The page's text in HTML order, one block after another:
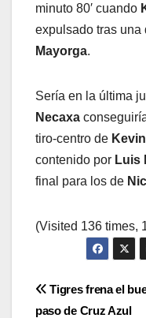
minuto 80′ cuando
expulsado tras una
Mayorga.
Sería en la última
Necaxa
tiro-centro de
contenido por Luis
final para los de
(Visited 136 times,
Tigres frena el
paso de Cruz Azul